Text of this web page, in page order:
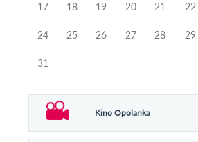
17 18 19 20 21 22
24 25 26 27 28 29
31
Kino Opolanka